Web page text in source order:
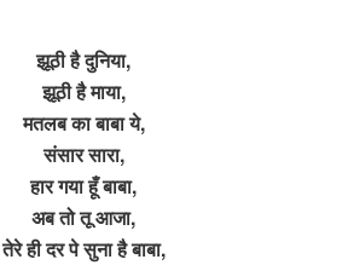
झूठी है दुनिया,
झूठी है माया,
मतलब का बाबा ये,
संसार सारा,
हार गया हूँ बाबा,
अब तो तू आजा,
तेरे ही दर पे सुना है बाबा,